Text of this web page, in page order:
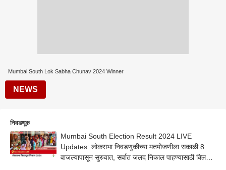
Mumbai South Lok Sabha Chunav 2024 Winner
NEWS
निवडणूक
Mumbai South Election Result 2024 LIVE
Updates: लोकसभा निवडणुकीच्या मतमोजणीला सकाळी 8
वाजल्यापासून सुरुवात, सर्वात जलद निकाल पाहण्यासाठी क्लिक